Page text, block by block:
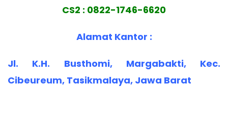
CS2 : 0822-1746-6620
Alamat Kantor :
Jl. K.H. Busthomi, Margabakti, Kec.
Cibeureum, Tasikmalaya, Jawa Barat